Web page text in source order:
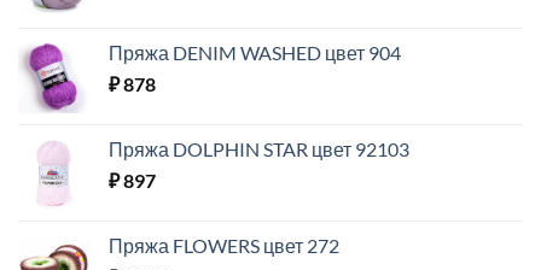
Пряжа DENIM WASHED цвет 904
₽878
Пряжа DOLPHIN STAR цвет 92103
₽897
Пряжа FLOWERS цвет 272